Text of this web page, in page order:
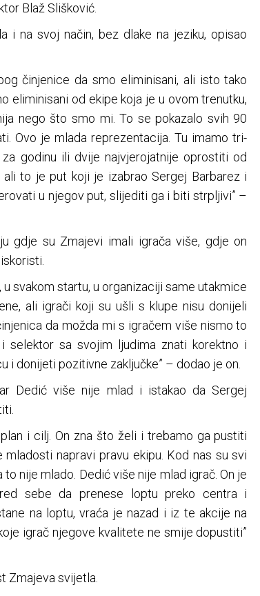
Blaž Slišković.
i na svoj način, bez dlake na jeziku, opisao
činjenice da smo eliminisani, ali isto tako
eliminisani od ekipe koja je u ovom trenutku,
nego što smo mi. To se pokazalo svih 90
Ovo je mlada reprezentacija. Tu imamo tri-
godinu ili dvije najvjerojatnije oprostiti od
to je put koji je izabrao Sergej Barbarez i
u njegov put, slijediti ga i biti strpljivi” –
gdje su Zmajevi imali igrača više, gdje on
svakom startu, u organizaciji same utakmice
ali igrači koji su ušli s klupe nisu donijeli
da možda mi s igračem više nismo to
selektor sa svojim ljudima znati korektno i
i donijeti pozitivne zaključke” – dodao je on.
Dedić više nije mlad i istakao da Sergej
i cilj. On zna što želi i trebamo ga pustiti
napravi pravu ekipu. Kod nas su svi
nije mlado. Dedić više nije mlad igrač. On je
sebe da prenese loptu preko centra i
na loptu, vraća je nazad i iz te akcije na
igrač njegove kvalitete ne smije dopustiti”
Zmajeva svijetla.